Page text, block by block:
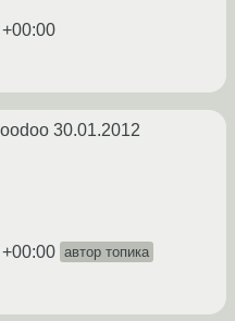
30.01.2012
автор топика